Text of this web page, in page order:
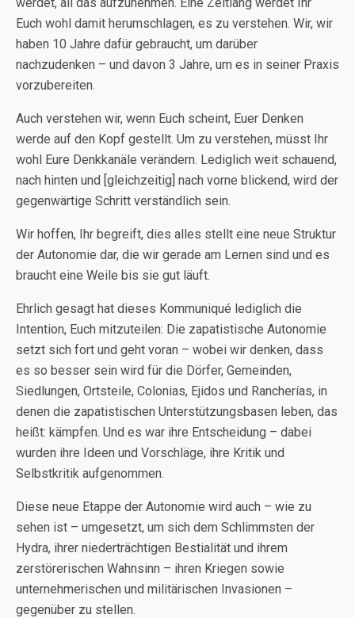
Euch wohl damit herumschlagen, es zu verstehen. Wir, wir
haben 10 Jahre dafür gebraucht, um darüber
nachzudenken – und davon 3 Jahre, um es in seiner Praxis
vorzubereiten.
Auch verstehen wir, wenn Euch scheint, Euer Denken
werde auf den Kopf gestellt. Um zu verstehen, müsst Ihr
wohl Eure Denkkanäle verändern. Lediglich weit schauend,
nach hinten und [gleichzeitig] nach vorne blickend, wird der
gegenwärtige Schritt verständlich sein.
Wir hoffen, Ihr begreift, dies alles stellt eine neue Struktur
der Autonomie dar, die wir gerade am Lernen sind und es
braucht eine Weile bis sie gut läuft.
Ehrlich gesagt hat dieses Kommuniqué lediglich die
Intention, Euch mitzuteilen: Die zapatistische Autonomie
setzt sich fort und geht voran – wobei wir denken, dass
es so besser sein wird für die Dörfer, Gemeinden,
Siedlungen, Ortsteile, Colonias, Ejidos und Rancherías, in
denen die zapatistischen Unterstützungsbasen leben, das
heißt: kämpfen. Und es war ihre Entscheidung – dabei
wurden ihre Ideen und Vorschläge, ihre Kritik und
Selbstkritik aufgenommen.
Diese neue Etappe der Autonomie wird auch – wie zu
sehen ist – umgesetzt, um sich dem Schlimmsten der
Hydra, ihrer niederträchtigen Bestialität und ihrem
zerstörerischen Wahnsinn – ihren Kriegen sowie
unternehmerischen und militärischen Invasionen –
gegenüber zu stellen.